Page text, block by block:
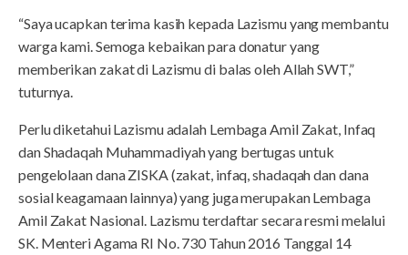
“Saya ucapkan terima kasih kepada Lazismu yang membantu
warga kami. Semoga kebaikan para donatur yang
memberikan zakat di Lazismu di balas oleh Allah SWT,”
tuturnya.
Perlu diketahui Lazismu adalah Lembaga Amil Zakat, Infaq
dan Shadaqah Muhammadiyah yang bertugas untuk
pengelolaan dana ZISKA (zakat, infaq, shadaqah dan dana
sosial keagamaan lainnya) yang juga merupakan Lembaga
Amil Zakat Nasional. Lazismu terdaftar secara resmi melalui
SK. Menteri Agama RI No. 730 Tahun 2016 Tanggal 14